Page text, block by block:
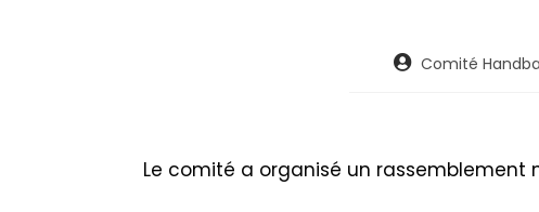
Comité
Le comité a organisé un rassemblement